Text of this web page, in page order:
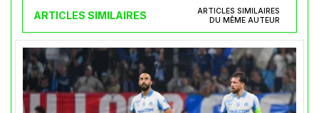
ARTICLES SIMILAIRES
ARTICLES SIMILAIRES
DU MÊME AUTEUR